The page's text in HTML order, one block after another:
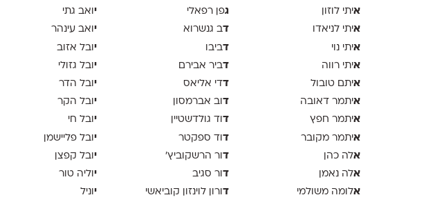
איתי לוזון
איתי לניאדו
איתי נוי
איתי רווה
איתם טובול
איתמר דאובה
איתמר חפץ
איתמר מקובר
אלה כהן
אלה נאמן
אלומה משולמי
גפן רפאלי
דב גנשרוא
דביבו
דביר אבירם
דדי אליאס
ד וב אברמסון
ד וד גולדשטיין
ד וד ספקטר
ד ור הרשקוביץ׳
ד ור סגיב
ד ורון לוינזון קוביאשי
יואב גתי
יואב עינהר
יובל אזוב
יובל גזולי
יובל הדר
יובל הקר
יובל חי
יובל פליישמן
יובל קפצן
יוליה טור
יוניל